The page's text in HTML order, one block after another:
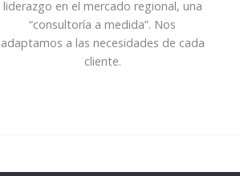
liderazgo en el mercado regional, una
“consultoría a medida”. Nos
adaptamos a las necesidades de cada
cliente.